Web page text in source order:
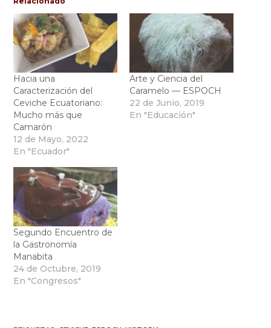
Hacia una
Caracterización del
Ceviche Ecuatoriano:
Mucho más que
Camarón
12 de Mayo, 2022
En "Ecuador"
Arte y Ciencia del
Caramelo — ESPOCH
22 de Junio, 2019
En "Educación"
Segundo Encuentro de
la Gastronomía
Manabita
24 de Octubre, 2019
En "Congresos"